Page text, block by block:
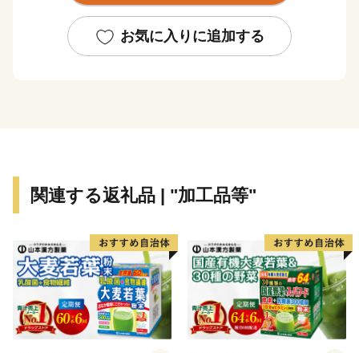
＜主な返礼品＞
◇都留市のＰＲ用動画◇
●都留CM第１弾「つるに恋したＯＬ編」
出演は都留市出身の白須慶子さん。
●都留CM第２弾「都留の読み方を覚えてもらおう編」
お気に入りに追加する
関連する返礼品 | "加工品等"